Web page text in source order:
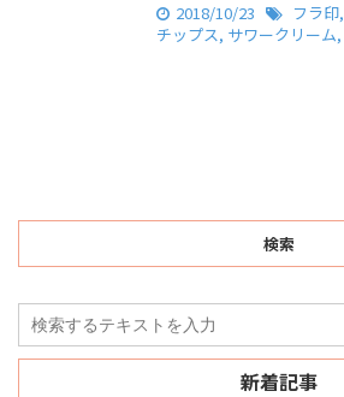
2018/10/23 フラ印,
チップス, サワークリーム,
検索
新着記事